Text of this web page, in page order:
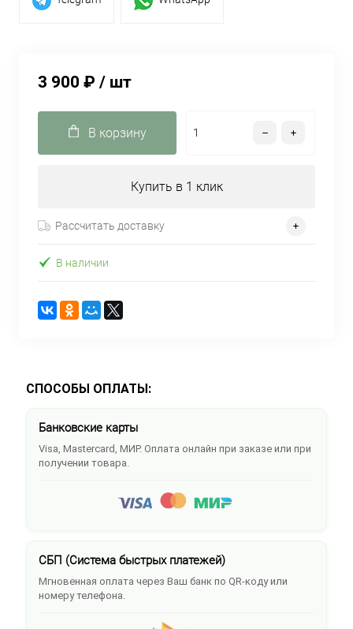
3 900 ₽ / шт
В корзину
Купить в 1 клик
Рассчитать доставку
В наличии
СПОСОБЫ ОПЛАТЫ:
Банковские карты
Visa, Mastercard, МИР. Оплата онлайн при заказе или при
получении товара.
СБП (Система быстрых платежей)
Мгновенная оплата через Ваш банк по QR-коду или
номеру телефона.